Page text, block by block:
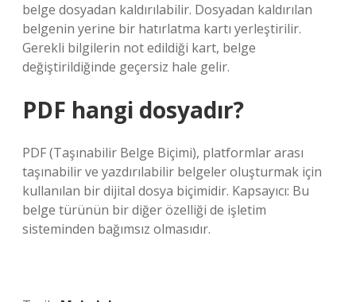
belge dosyadan kaldırılabilir. Dosyadan kaldırılan
belgenin yerine bir hatırlatma kartı yerleştirilir.
Gerekli bilgilerin not edildiği kart, belge
değiştirildiğinde geçersiz hale gelir.
PDF hangi dosyadır?
PDF (Taşınabilir Belge Biçimi), platformlar arası
taşınabilir ve yazdırılabilir belgeler oluşturmak için
kullanılan bir dijital dosya biçimidir. Kapsayıcı: Bu
belge türünün bir diğer özelliği de işletim
sisteminden bağımsız olmasıdır.